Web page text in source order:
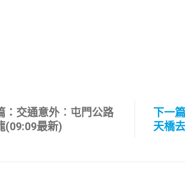
：交通意外︰屯門公路
(09:09最新)
下一
天橋